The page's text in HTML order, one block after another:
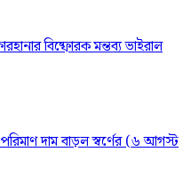
বিষ্ফোরক মন্তব্য ভাইরাল
দাম বাড়ল স্বর্ণের (৬ আগস্ট